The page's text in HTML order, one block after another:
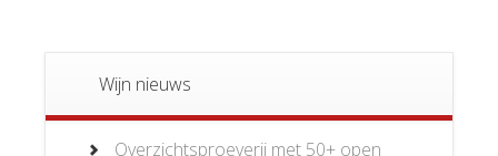
Wijn nieuws
Overzichtsproeverij met 50+ open